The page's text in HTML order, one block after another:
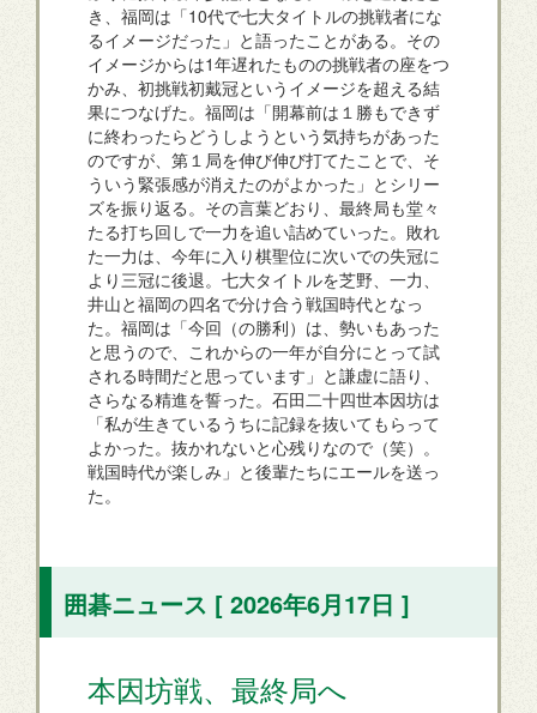
き、福岡は「10代で七大タイトルの挑戦者にな
るイメージだった」と語ったことがある。その
イメージからは1年遅れたものの挑戦者の座をつ
かみ、初挑戦初戴冠というイメージを超える結
果につなげた。福岡は「開幕前は１勝もできず
に終わったらどうしようという気持ちがあった
のですが、第１局を伸び伸び打てたことで、そ
ういう緊張感が消えたのがよかった」とシリー
ズを振り返る。その言葉どおり、最終局も堂々
たる打ち回しで一力を追い詰めていった。敗れ
た一力は、今年に入り棋聖位に次いでの失冠に
より三冠に後退。七大タイトルを芝野、一力、
井山と福岡の四名で分け合う戦国時代となっ
た。福岡は「今回（の勝利）は、勢いもあった
と思うので、これからの一年が自分にとって試
される時間だと思っています」と謙虚に語り、
さらなる精進を誓った。石田二十四世本因坊は
「私が生きているうちに記録を抜いてもらって
よかった。抜かれないと心残りなので（笑）。
戦国時代が楽しみ」と後輩たちにエールを送っ
た。
囲碁ニュース [ 2026年6月17日 ]
本因坊戦、最終局へ